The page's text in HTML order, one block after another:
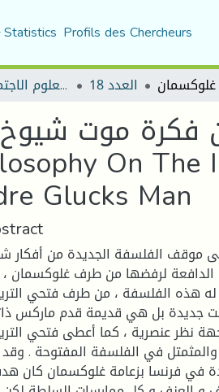
Statistics Profils des Chercheurs
مجلة العلوم الاجتماعية و الانسانية العدد 18
موت شيوخ
On The
Glucks Man
موقف الفلسفة الجديدة من أفكار
الدافعة لرفضها من طرف غلوكسمان
هذه الفلسفة ، من طرف فتحي
جديدة بل هي قديمة قدم ماركس
نظر عنصرية ، كما أعطى فتحي
في الفلسفة المفتوحة .
في فرنسا بزعامة غلوكسمان كان